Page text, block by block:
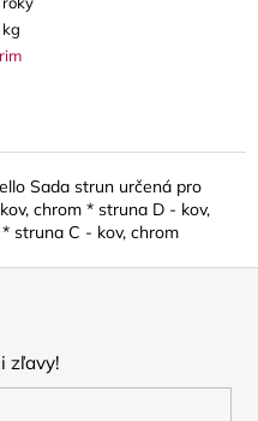
kg
Sada strun určená pro
chrom * struna D - kov,
struna C - kov, chrom
zľavy!